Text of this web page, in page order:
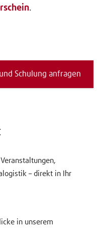
.
Schulung anfragen
– direkt in Ihr
in unserem